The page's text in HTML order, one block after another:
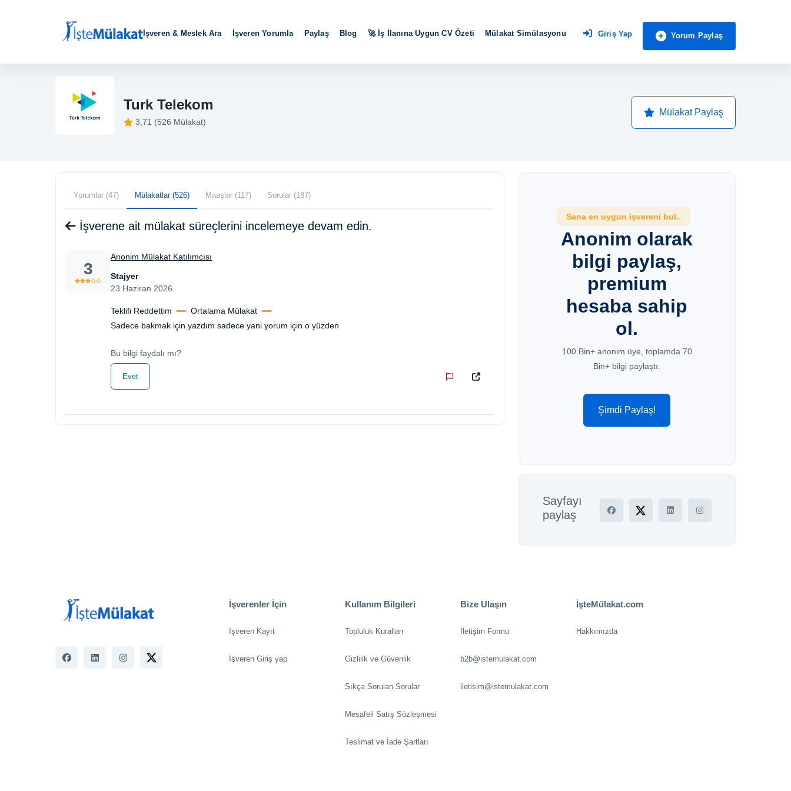
İşveren & Meslek Ara İşveren Yorumla Paylaş Blog 🚀 İş İlanına Uygun CV Özeti Mülakat Simülasyonu Giriş Yap Yorum Paylaş
Turk Telekom
3,71 (526 Mülakat)
Mülakat Paylaş
Yorumlar (47) Mülakatlar (526) Maaşlar (117) Sorular (187)
İşverene ait mülakat süreçlerini incelemeye devam edin.
3
Anonim Mülakat Katılımcısı
Stajyer
23 Haziran 2026
Teklifi Reddettim
Ortalama Mülakat
Sadece bakmak için yazdım sadece yani yorum için o yüzden
Bu bilgi faydalı mı?
Evet
Sana en uygun işvereni bul..
Anonim olarak
bilgi paylaş,
premium
hesaba sahip
ol.
100 Bin+ anonim üye, toplamda 70
Bin+ bilgi paylaştı.
Şimdi Paylaş!
Sayfayı
paylaş
İşverenler İçin
İşveren Kayıt
İşveren Giriş yap
Kullanım Bilgileri
Topluluk Kuralları
Gizlilik ve Güvenlik
Sıkça Sorulan Sorular
Mesafeli Satış Sözleşmesi
Teslimat ve İade Şartları
Bize Ulaşın
İletişim Formu
b2b@istemulakat.com
iletisim@istemulakat.com
İşteMülakat.com
Hakkımızda